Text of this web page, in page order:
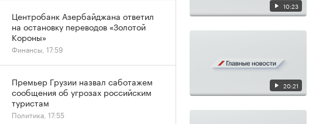
10:23
20:21
Центробанк Азербайджана ответил
на остановку переводов «Золотой
Короны»
Финансы, 17:59
Премьер Грузии назвал саботажем
сообщения об угрозах российским
туристам
Политика, 17:55